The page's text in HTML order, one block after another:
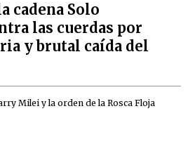
cadena Solo
las cuerdas por
y brutal caída del
Milei y la orden de la Rosca Floja